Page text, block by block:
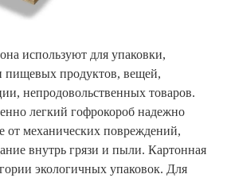
используют для упаковки,
пищевых продуктов, вещей,
непродовольственных товаров.
легкий гофрокороб надежно
от механических повреждений,
внутрь грязи и пыли. Картонная
экологичных упаковок. Для